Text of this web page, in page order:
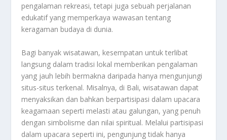
pengalaman rekreasi, tetapi juga sebuah perjalanan
edukatif yang memperkaya wawasan tentang
keragaman budaya di dunia.
Bagi banyak wisatawan, kesempatan untuk terlibat
langsung dalam tradisi lokal memberikan pengalaman
yang jauh lebih bermakna daripada hanya mengunjungi
situs-situs terkenal. Misalnya, di Bali, wisatawan dapat
menyaksikan dan bahkan berpartisipasi dalam upacara
keagamaan seperti melasti atau galungan, yang penuh
dengan simbolisme dan nilai spiritual. Melalui partisipasi
dalam upacara seperti ini, pengunjung tidak hanya